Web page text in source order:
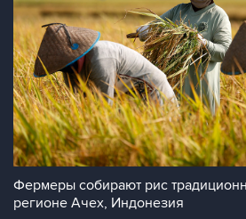
Фермеры собирают рис
регионе Ачех, Индонезия